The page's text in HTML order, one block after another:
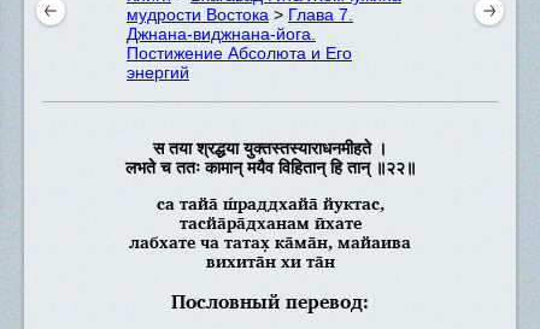
мудрости Востока > Глава 7.
Джнана-виджнана-йога.
Постижение Абсолюта и Его
энергий
स तया श्रद्धया युक्तस्तस्याराधनमीहते ।
लभते च ततः कामान् मयैव विहितान् हि तान् ॥२२॥
са тайа̄ ш́раддхайа̄ йуктас,
тасйа̄ра̄дханам ӣхате
лабхате ча татах̣ ка̄ма̄н, майаива
вихита̄н хи та̄н
Пословный перевод: